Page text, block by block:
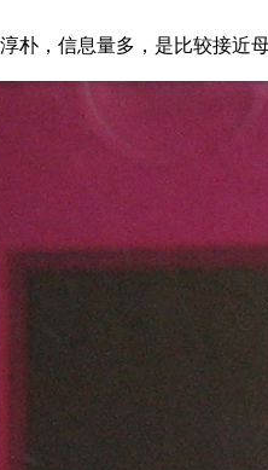
朴，信息量多，是比较接